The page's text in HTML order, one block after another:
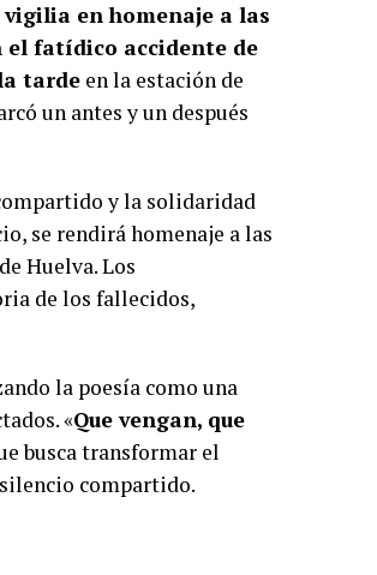
en homenaje a las
el fatídico accidente de
tarde en la estación de
un antes y un después
y la solidaridad
se rendirá homenaje a las
Huelva. Los
de los fallecidos,
la poesía como una
«Que vengan, que
busca transformar el
compartido.